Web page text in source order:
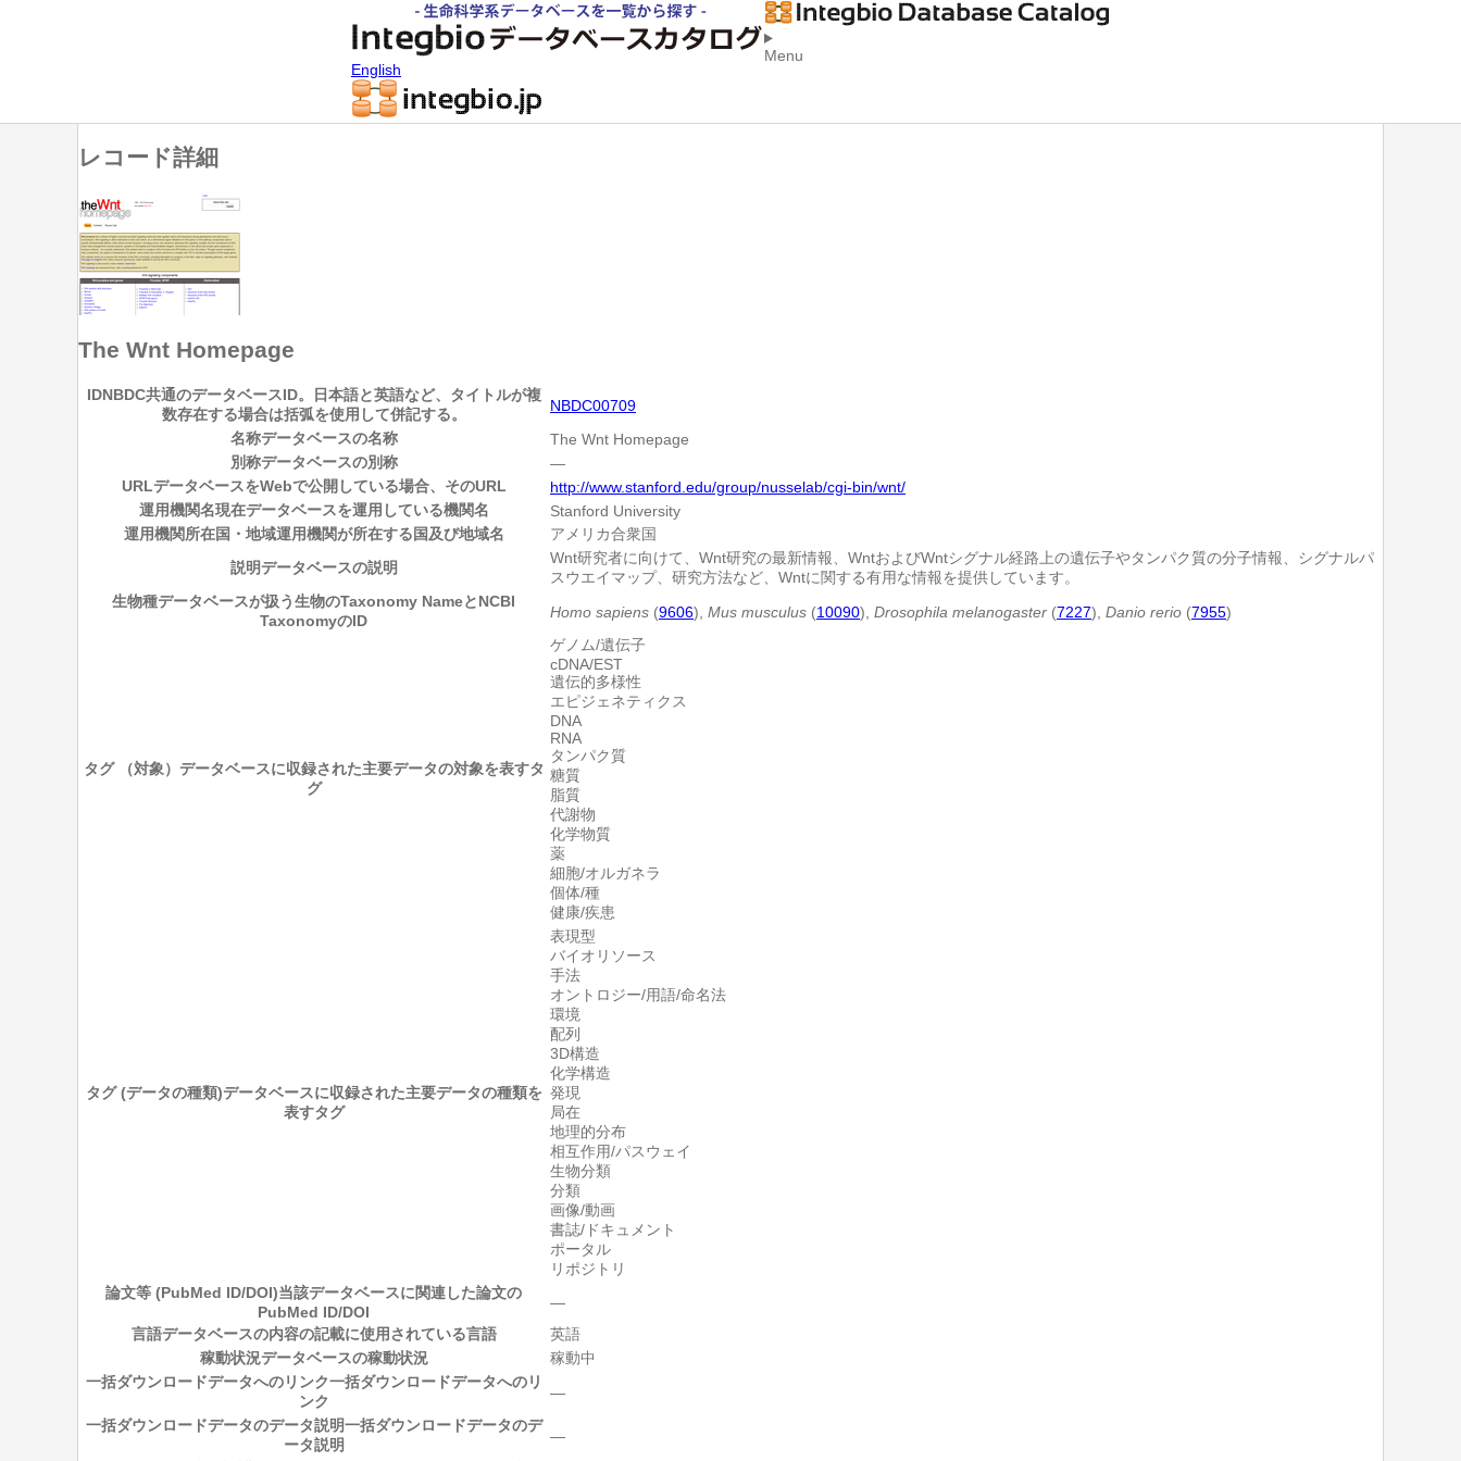
English
Menu
レコード詳細
The Wnt Homepage
IDNBDC共通のデータベースID。日本語と英語など、タイトルが複
数存在する場合は括弧を使用して併記する。
NBDC00709
名称データベースの名称
The Wnt Homepage
別称データベースの別称
―
URLデータベースをWebで公開している場合、そのURL
http://www.stanford.edu/group/nusselab/cgi-bin/wnt/
運用機関名現在データベースを運用している機関名
Stanford University
運用機関所在国・地域運用機関が所在する国及び地域名
アメリカ合衆国
説明データベースの説明
Wnt研究者に向けて、Wnt研究の最新情報、WntおよびWntシグナル経路上の遺伝子やタンパク質の分子情報、シグナルパ
スウエイマップ、研究方法など、Wntに関する有用な情報を提供しています。
生物種データベースが扱う生物のTaxonomy NameとNCBI
TaxonomyのID
Homo sapiens (9606), Mus musculus (10090), Drosophila melanogaster (7227), Danio rerio (7955)
タグ （対象） データベースに収録された主要データの対象を表すタ
グ
ゲノム/遺伝子
cDNA/EST
遺伝的多様性
エピジェネティクス
DNA
RNA
タンパク質
糖質
脂質
代謝物
化学物質
薬
細胞/オルガネラ
個体/種
健康/疾患
タグ (データの種類)データベースに収録された主要データの種類を
表すタグ
表現型
バイオリソース
手法
オントロジー/用語/命名法
環境
配列
3D構造
化学構造
発現
局在
地理的分布
相互作用/パスウェイ
生物分類
分類
画像/動画
書誌/ドキュメント
ポータル
リポジトリ
論文等 (PubMed ID/DOI)当該データベースに関連した論文の
PubMed ID/DOI
―
言語データベースの内容の記載に使用されている言語
英語
稼動状況データベースの稼動状況
稼動中
一括ダウンロードデータへのリンク一括ダウンロードデータへのリ
ンク
―
一括ダウンロードデータのデータ説明一括ダウンロードデータのデ
ータ説明
―